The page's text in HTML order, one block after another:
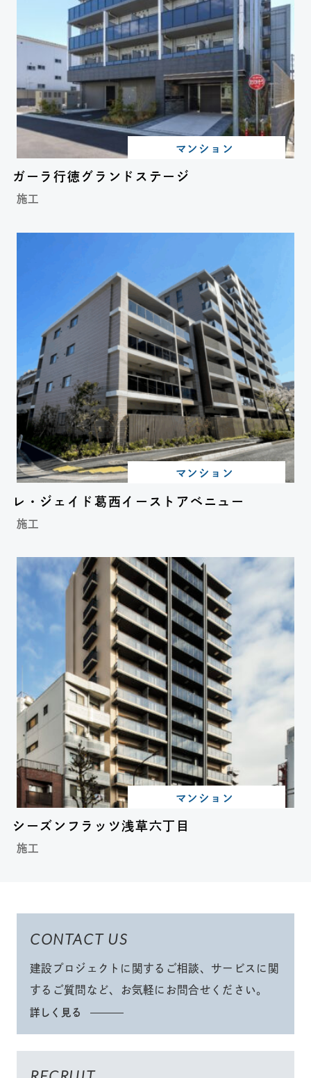
マンション
ガーラ行徳グランドステージ
施工
マンション
レ・ジェイド葛西イーストアベニュー
施工
マンション
シーズンフラッツ浅草六丁目
施工
CONTACT US
建設プロジェクトに関するご相談、サービスに関
するご質問など、
お気軽にお問合せください。
詳しく見る